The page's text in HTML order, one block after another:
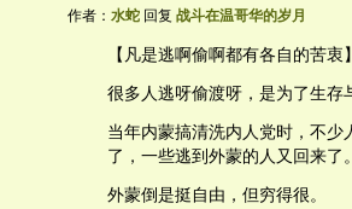
作者： 水蛇 回复 战斗在温哥华的岁月
【凡是逃啊偷啊都有各自的苦衷】
很多人逃呀偷渡呀，是为了生存
当年内蒙搞清洗内人党时，不
了，一些逃到外蒙的人又回来
外蒙倒是挺自由，但穷得很。